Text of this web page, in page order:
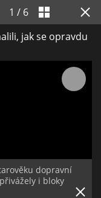
1 / 6
jak se opravdu
dopravní
i bloky